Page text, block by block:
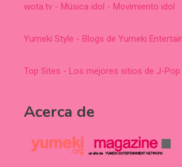
wota.tv - Música idol - Movimiento idol
Yumeki Style - Blogs de Yumeki
Top Sites - Los mejores sitios de J-Pop
Acerca de